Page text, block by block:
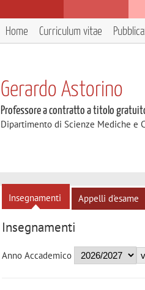
Home Curriculum vitae
Gerardo Astorino
Professore a contratto a titolo
Dipartimento di Scienze Mediche e
Insegnamenti Appelli d'esame
Insegnamenti
Anno Accademico